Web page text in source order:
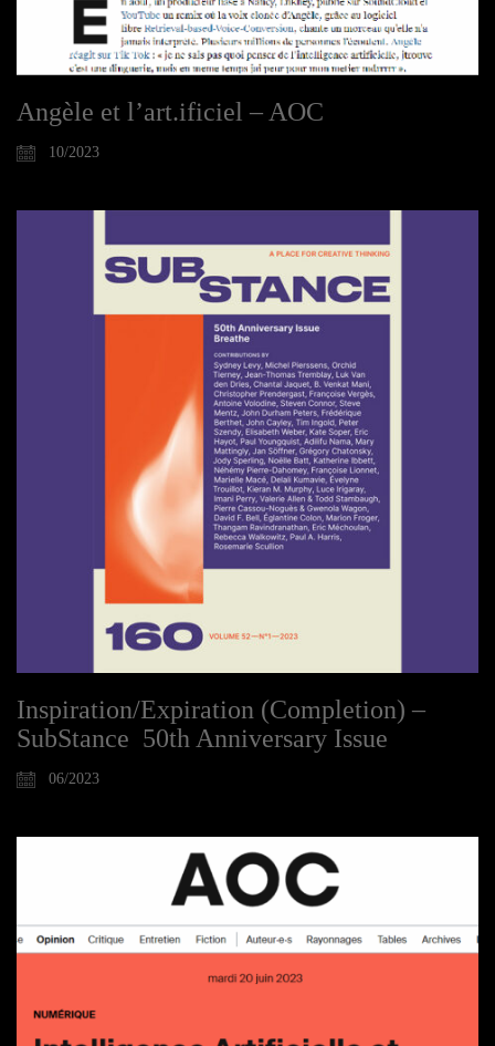
Angèle et l’art.ificiel – AOC
10/2023
Inspiration/Expiration (Completion) –
SubStance 50th Anniversary Issue
06/2023